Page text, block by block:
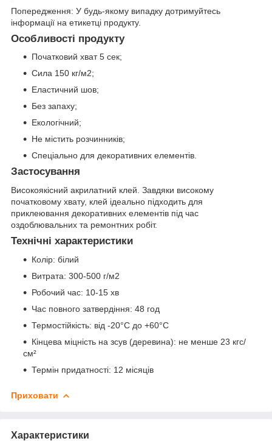
Попередження: У будь-якому випадку дотримуйтесь
інформації на етикетці продукту.
Особливості продукту
Початковий хват 5 сек;
Сила 150 кг/м2;
Еластичний шов;
Без запаху;
Екологічний;
Не містить розчинників;
Спеціально для декоративних елементів.
Застосування
Високоякісний акрилатний клей. Завдяки високому
початковому хвату, клей ідеально підходить для
приклеювання декоративних елементів під час
оздоблювальних та ремонтних робіт.
Технічні характеристики
Колір: білий
Витрата: 300-500 г/м2
Робочий час: 10-15 хв
Час повного затвердіння: 48 год
Термостійкість: від -20°C до +60°C
Кінцева міцність на зсув (деревина): не менше 23 кгс/
см²
Термін придатності: 12 місяців
Приховати
Характеристики